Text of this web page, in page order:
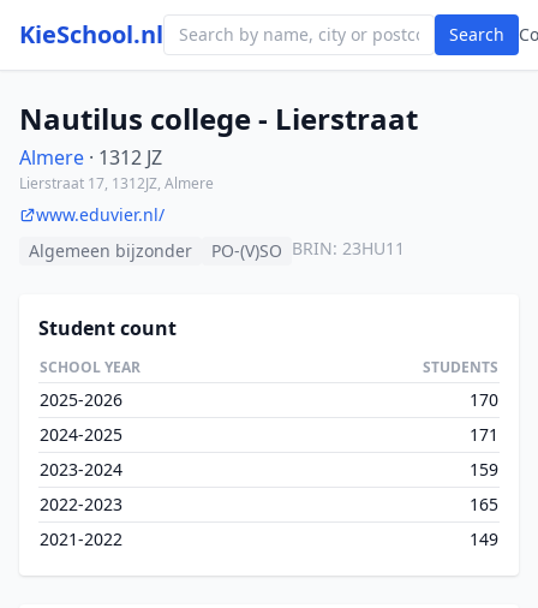
KieSchool.nl Search
Nautilus college - Lierstraat
Almere · 1312 JZ
Lierstraat 17, 1312JZ, Almere
www.eduvier.nl/
Algemeen bijzonder
PO-(V)SO BRIN: 23HU11
Student count
SCHOOL YEAR STUDENTS
2025-2026
170
2024-2025
171
2023-2024
159
2022-2023
165
2021-2022
149